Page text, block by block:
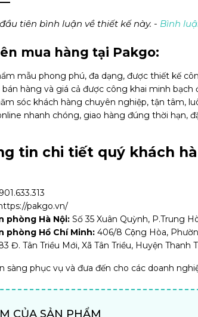
tiên bình luận về thiết kế này. - Bình
mua hàng tại Pakgo:
mẫu phong phú, đa dạng, được thiết kế
bán hàng và giá cả được công khai minh
sóc khách hàng chuyên nghiệp, tận tâm,
nhanh chóng, giao hàng đúng thời hạn,
tin chi tiết quý khách
pakgo.vn/
phòng Hà Nội: Số 35 Xuân Quỳnh, P.Trung
phòng Hồ Chí Minh: 406/8 Cộng Hòa,
Đ. Tân Triều Mới, Xã Tân Triều, Huyện Thanh
sàng phục vụ và đưa đến cho các doanh
CỦA SẢN PHẨM